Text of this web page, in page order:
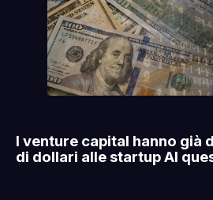
I venture capital hanno già
di dollari alle startup AI